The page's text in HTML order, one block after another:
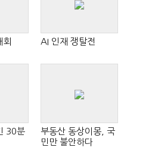
회 AI 인재 쟁탈전
30분
부동산 동상이몽, 국
민만 불안하다